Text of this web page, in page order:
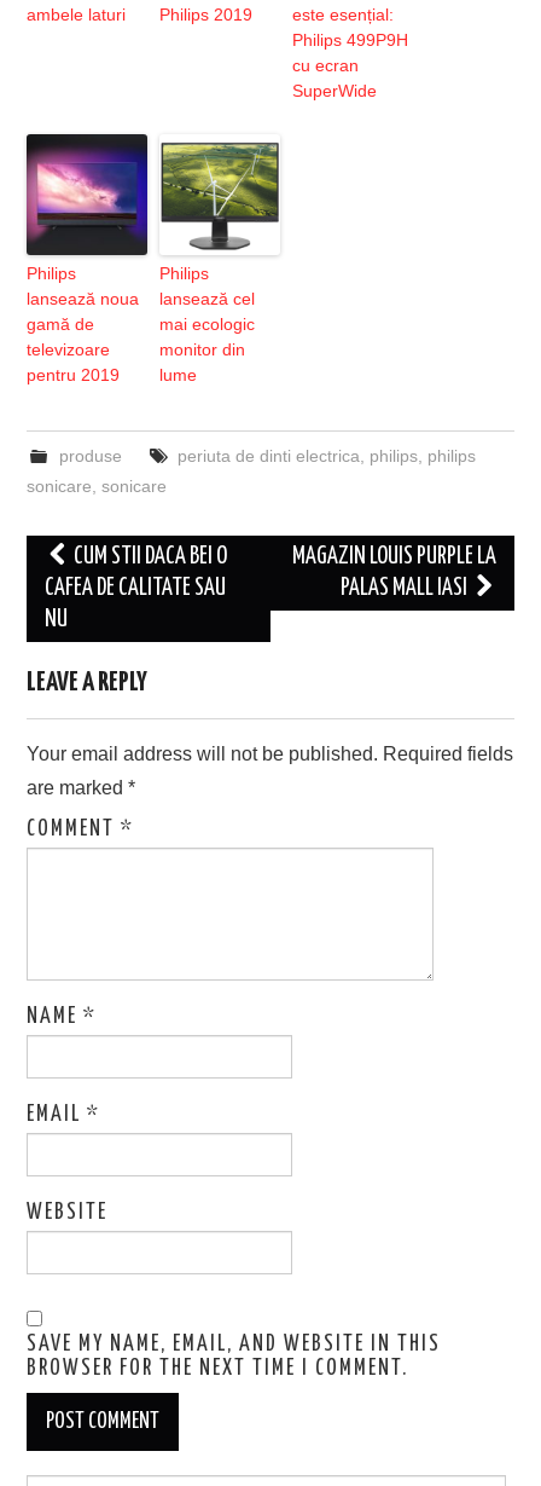
ambele laturi
Philips 2019
este esențial:
Philips 499P9H
cu ecran
SuperWide
Philips
lansează noua
gamă de
televizoare
pentru 2019
Philips
lansează cel
mai ecologic
monitor din
lume
produse periuta de dinti electrica philips, philips
sonicare ,sonicare
Post
navigation
CUM STII DACA BEI O
CAFEA DE CALITATE SAU
NU
MAGAZIN LOUIS PURPLE LA
PALAS MALL IASI
LEAVE A REPLY
Your email address will not be published. Required fields
are marked*
COMMENT*
NAME*
EMAIL*
WEBSITE
SAVE MY NAME, EMAIL, AND WEBSITE IN THIS
BROWSER FOR THE NEXT TIME I COMMENT.